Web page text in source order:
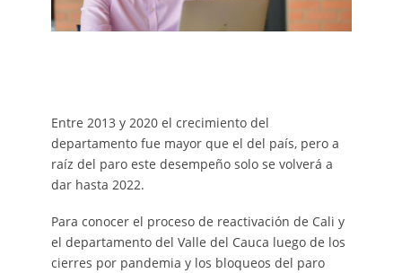
Entre 2013 y 2020 el crecimiento del
departamento fue mayor que el del país, pero a
raíz del paro este desempeño solo se volverá a
dar hasta 2022.
Para conocer el proceso de reactivación de Cali y
el departamento del Valle del Cauca luego de los
cierres por pandemia y los bloqueos del paro